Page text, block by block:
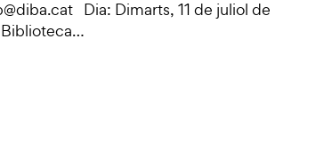
Dia: Dimarts, 11 de juliol de
Biblioteca…